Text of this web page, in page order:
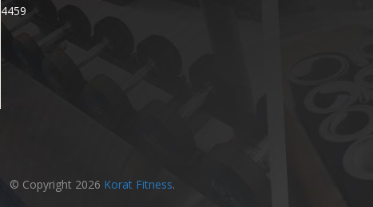
4459
© Copyright 2026 Korat Fitness.